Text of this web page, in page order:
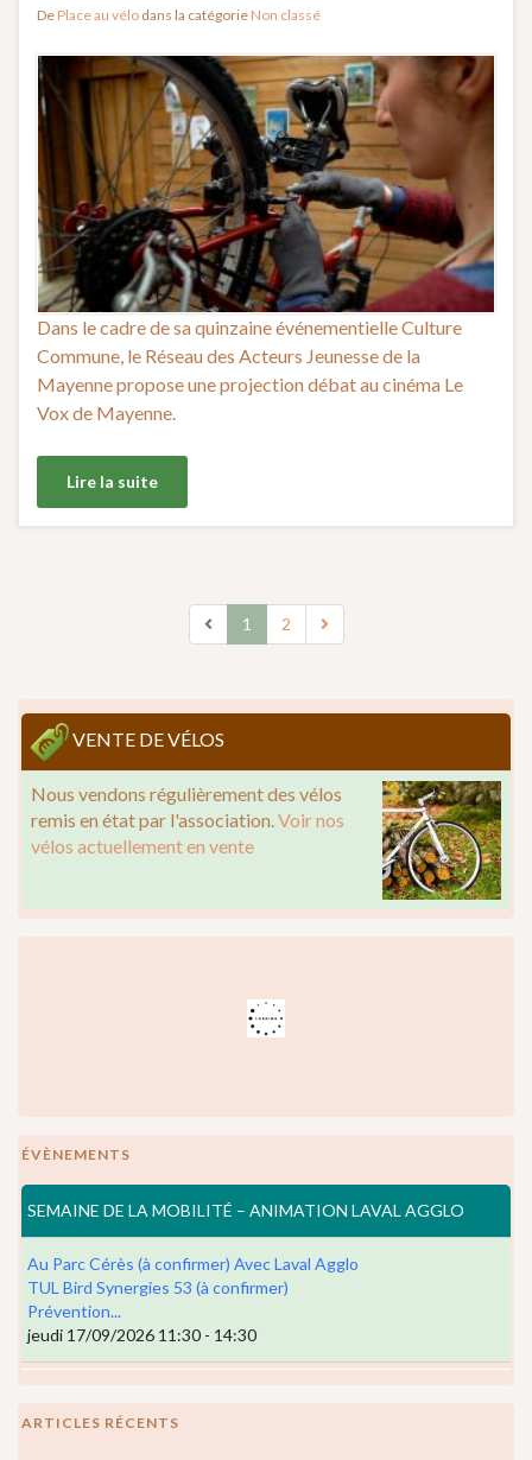
De Place au vélo dans la catégorie Non classé
Dans le cadre de sa quinzaine événementielle Culture
Commune, le Réseau des Acteurs Jeunesse de la
Mayenne propose une projection débat au cinéma Le
Vox de Mayenne.
Lire la suite
1 2
VENTE DE VÉLOS
Nous vendons régulièrement des vélos
remis en état par l'association.Voir nos
vélos actuellement en vente
ÉVÈNEMENTS
SEMAINE DE LA MOBILITÉ – ANIMATION LAVAL AGGLO
Au Parc Cérès (à confirmer) Avec Laval Agglo
TUL Bird Synergies 53 (à confirmer)
Prévention...
jeudi 17/09/2026 11:30 - 14:30
ARTICLES RÉCENTS